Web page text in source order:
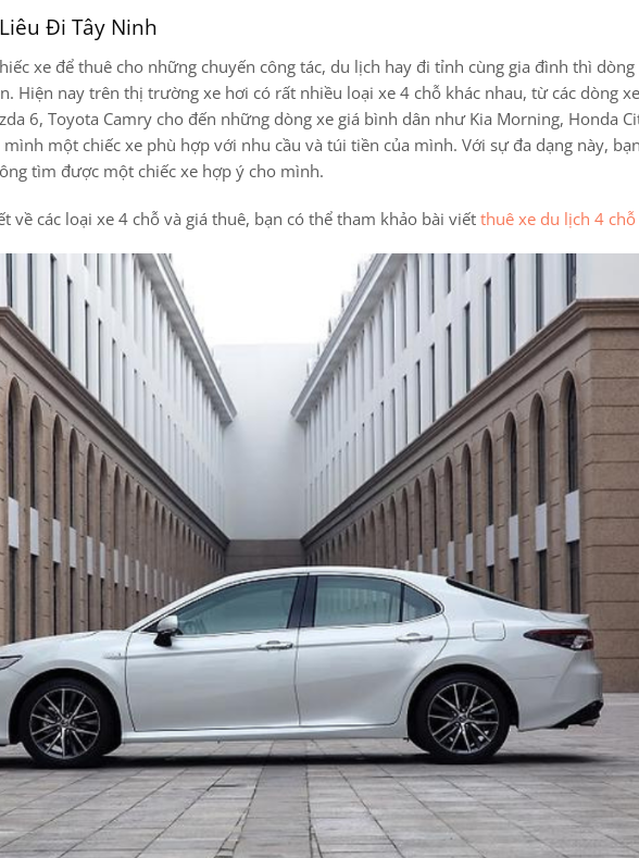
Đi Tây Ninh
xe để thuê cho những chuyến công tác, du lịch hay đi tỉnh cùng gia đình thì dòng
Hiện nay trên thị trường xe hơi có rất nhiều loại xe 4 chỗ khác nhau, từ các dòng
6, Toyota Camry cho đến những dòng xe giá bình dân như Kia Morning, Honda
một chiếc xe phù hợp với nhu cầu và túi tiền của mình. Với sự đa dạng này,
tìm được một chiếc xe hợp ý cho mình.
về các loại xe 4 chỗ và giá thuê, bạn có thể tham khảo bài viết thuê xe du lịch 4 chỗ